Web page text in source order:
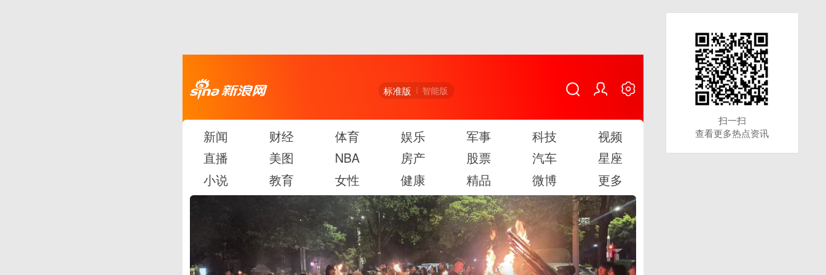
标准版 智能版
新闻 财经 体育 娱乐 军事 科技
视频
直播
美图 NBA 房产 股票 汽车
星座
小说
教育 女性 健康 精品 微博 更多
扫一扫
查看更多热点资讯
扫一扫
查看更多热点资讯